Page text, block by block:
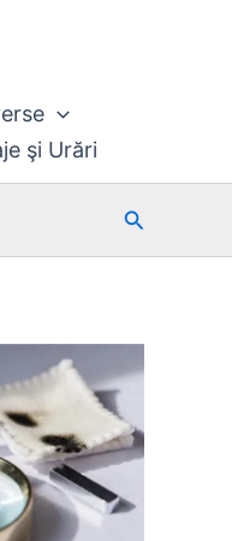
şi Urări
Search